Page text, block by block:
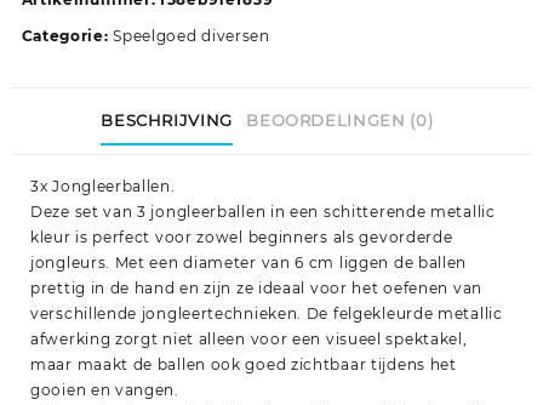
Categorie:Speelgoed diversen
BESCHRIJVING BEOORDELINGEN (0)
3x Jongleerballen.
Deze set van 3 jongleerballen in een schitterende metallic
kleur is perfect voor zowel beginners als gevorderde
jongleurs. Met een diameter van 6 cm liggen de ballen
prettig in de hand en zijn ze ideaal voor het oefenen van
verschillende jongleertechnieken. De felgekleurde metallic
afwerking zorgt niet alleen voor een visueel spektakel,
maar maakt de ballen ook goed zichtbaar tijdens het
gooien en vangen.